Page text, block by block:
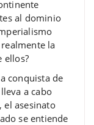
al dominio
la
ellos?
conquista de
a cabo
el asesinato
se entiende